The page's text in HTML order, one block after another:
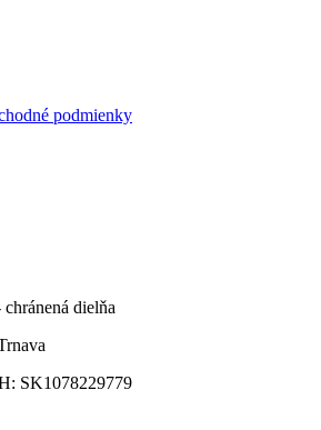
podmienky
dielňa
SK1078229779